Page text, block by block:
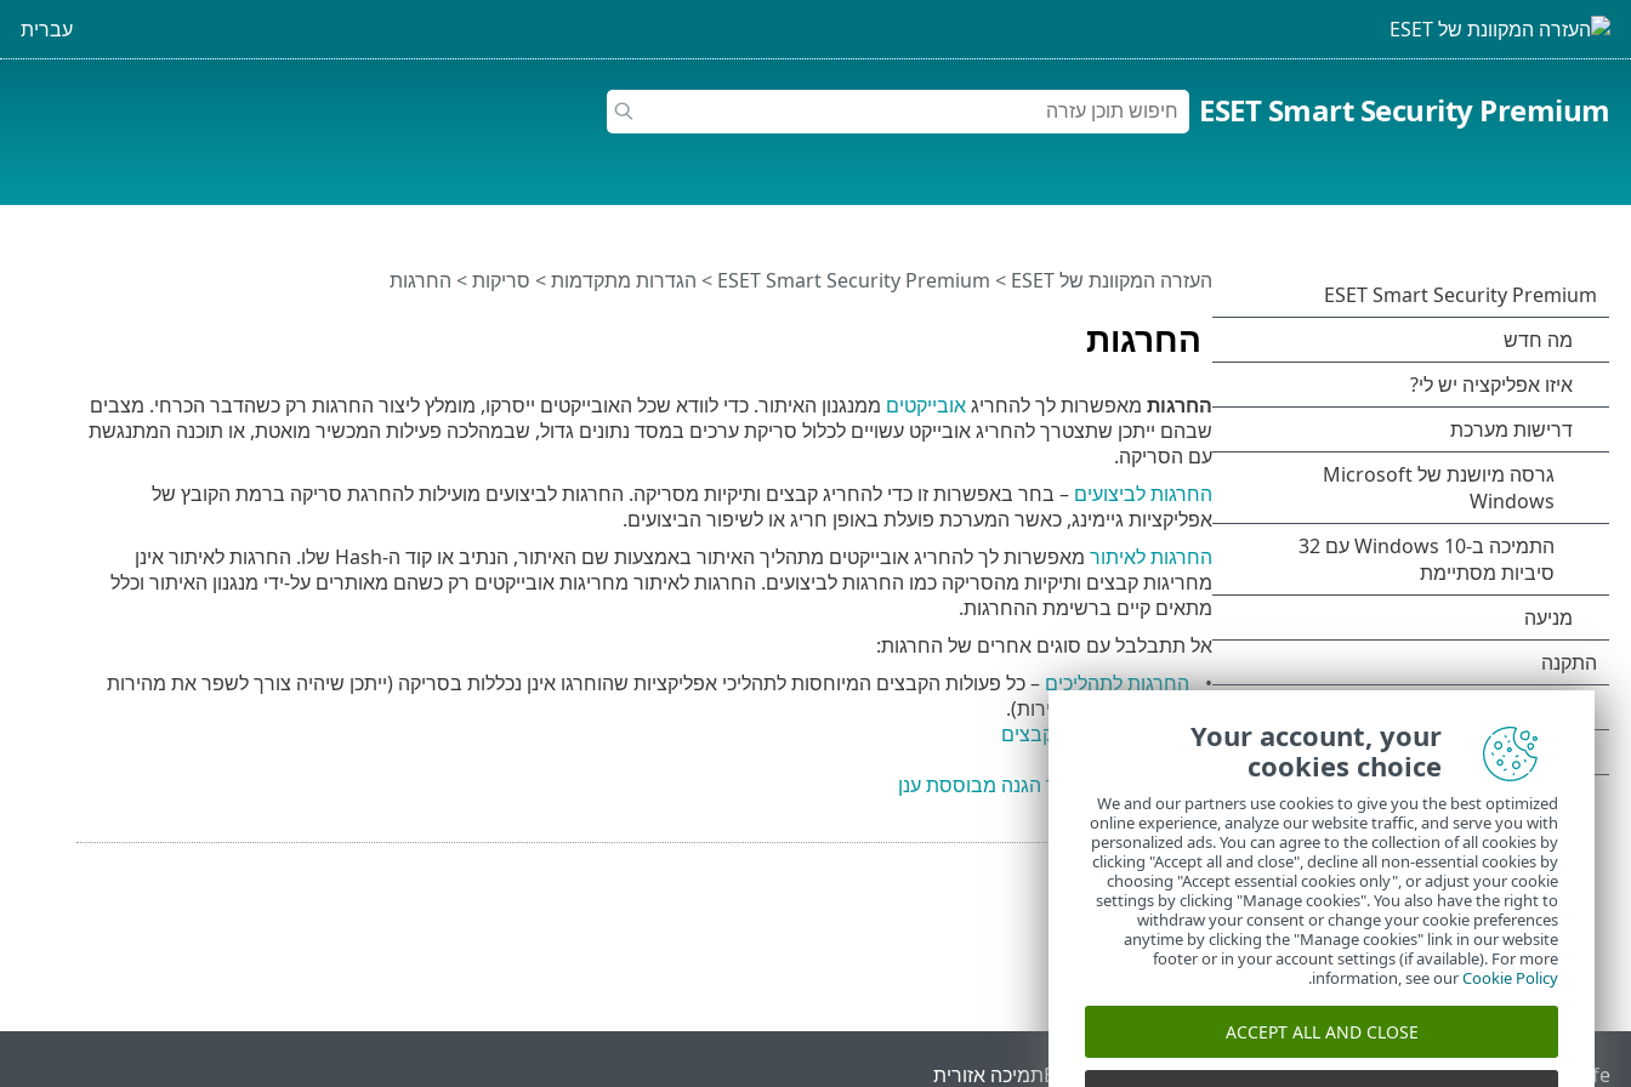
עברית
ESET Smart Security Premium
החרגות
העזרה המקוונת של ESET >
ESET Smart Security Premium
> הגדרות מתקדמות> סריקות> החרגות
החרגותמאפשרות לך להחריגאובייקטים ממנגנון האיתור. כדי לוודא שכל האובייקטים ייסרקו, מומלץ ליצור החרגות רק כשהדבר הכרחי. מצבים
שבהם ייתכן שתצטרך להחריג אובייקט עשויים לכלול סריקת ערכים במסד נתונים גדול, שבמהלכה פעילות המכשיר מואטת, או תוכנה המתנגשת
עם הסריקה.
החרגות לביצועים – בחר באפשרות זו כדי להחריג קבצים ותיקיות מסריקה. החרגות לביצועים מועילות להחרגת סריקה ברמת הקובץ של
אפליקציות גיימינג, כאשר המערכת פועלת באופן חריג או לשיפור הביצועים.
החרגות לאיתור
מאפשרות לך להחריג אובייקטים מתהליך האיתור באמצעות שם האיתור, הנתיב או קוד ה-Hash שלו. החרגות לאיתור אינן
מחריגות קבצים ותיקיות מהסריקה כמו החרגות לביצועים. החרגות לאיתור מחריגות אובייקטים רק כשהם מאותרים על-ידי מנגנון האיתור וכלל
מתאים קיים ברשימת ההחרגות.
אל תתבלבל עם סוגים אחרים של החרגות:
החרגות לתהליכים – כל פעולות הקבצים המיוחסות לתהליכי אפליקציות שהוחרגו אינן נכללות בסריקה (ייתכן שיהיה צורך לשפר את מהירות
הגיבוי וזמינות השירות).
החרגות לסיומות קבצים
מסנן החרגה עבור הגנה מבוססת ענן
End of Lifeמאגר הידע של ESET הפורום של ESET ESET Status Portalתמיכה אזורית
Your account, your
cookies choice
We and our partners use cookies to give you the best optimized
online experience, analyze our website traffic, and serve you with
personalized ads. You can agree to the collection of all cookies by
clicking "Accept all and close", decline all non-essential cookies by
choosing "Accept essential cookies only", or adjust your cookie
settings by clicking "Manage cookies". You also have the right to
withdraw your consent or change your cookie preferences
anytime by clicking the "Manage cookies" link in our website
footer or in your account settings (if available). For more
information, see ourCookie Policy
.
ACCEPT ALL AND CLOSE